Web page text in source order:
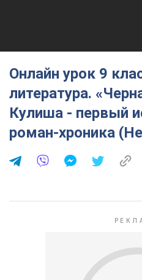
Онлайн урок 9
литература.
Кулиша - первый
роман-хроника